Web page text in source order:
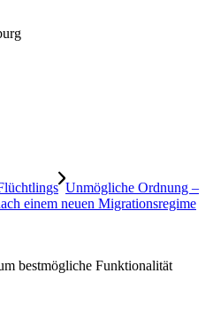
Unmögliche Ordnung –
einem neuen Migrationsregime
bestmögliche Funktionalität